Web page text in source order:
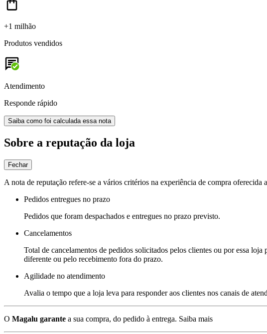
+1 milhão
Produtos vendidos
Atendimento
Responde rápido
Saiba como foi calculada essa nota
Sobre a reputação da loja
Fechar
A nota de reputação refere-se a vários critérios na experiência de compra oferecida
Pedidos entregues no prazo
Pedidos que foram despachados e entregues no prazo previsto.
Cancelamentos
Total de cancelamentos de pedidos solicitados pelos clientes ou por essa
diferente ou pelo recebimento fora do prazo.
Agilidade no atendimento
Avalia o tempo que a loja leva para responder aos clientes nos canais de
O Magalu garante a sua compra, do pedido à entrega. Saiba mais